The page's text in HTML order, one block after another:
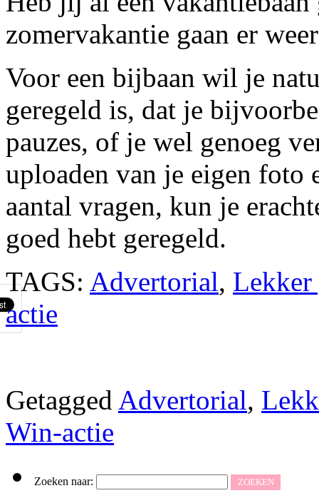
zomervakantie gaan er
Voor een bijbaan wil je
geregeld is, dat je
pauzes, of je wel genoeg
uploaden van je eigen foto
aantal vragen, kun je
goed hebt geregeld.
TAGS: Advertorial, Lekker
actie
Getagged Advertorial,
Win-actie
Zoeken naar: